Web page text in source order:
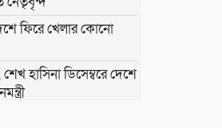
ফিরে খেলার কোনো
হাসিনা ডিসেম্বরে দেশে